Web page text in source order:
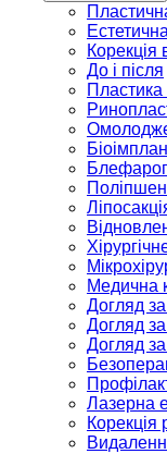
Корекція
До і після
Пластика
Медична
Догляд
Догляд за
Догляд
Лазерна
Корекція